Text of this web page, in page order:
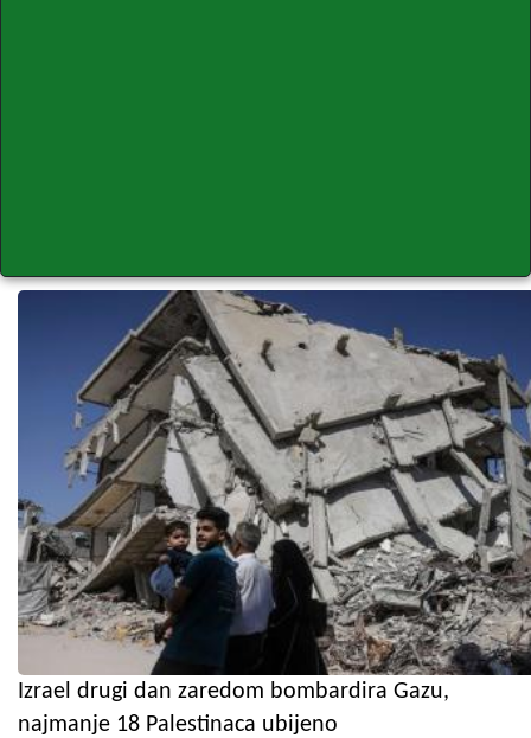
Izrael drugi dan zaredom bombardira Gazu,
najmanje 18 Palestinaca ubijeno